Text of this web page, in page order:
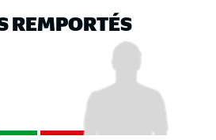
REMPORTÉS